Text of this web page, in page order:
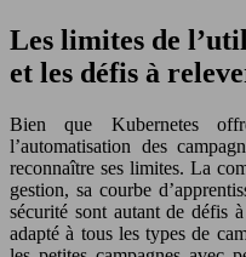
Les limites de
et les défis à
Bien que Kubernetes
l’automatisation des
reconnaître ses limites. La
gestion, sa courbe
sécurité sont autant de défis
adapté à tous les types de